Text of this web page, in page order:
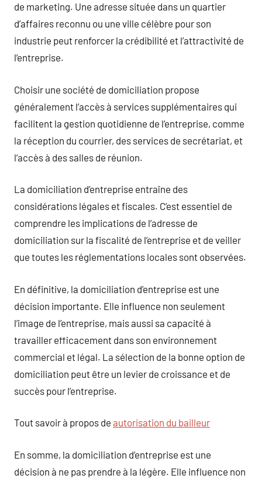
de marketing. Une adresse située dans un quartier
d’affaires reconnu ou une ville célèbre pour son
industrie peut renforcer la crédibilité et l’attractivité de
l’entreprise.
Choisir une société de domiciliation propose
généralement l’accès à services supplémentaires qui
facilitent la gestion quotidienne de l’entreprise, comme
la réception du courrier, des services de secrétariat, et
l’accès à des salles de réunion.
La domiciliation d’entreprise entraîne des
considérations légales et fiscales. C’est essentiel de
comprendre les implications de l’adresse de
domiciliation sur la fiscalité de l’entreprise et de veiller
que toutes les réglementations locales sont observées.
En définitive, la domiciliation d’entreprise est une
décision importante. Elle influence non seulement
l’image de l’entreprise, mais aussi sa capacité à
travailler efficacement dans son environnement
commercial et légal. La sélection de la bonne option de
domiciliation peut être un levier de croissance et de
succès pour l’entreprise.
Tout savoir à propos de autorisation du bailleur
En somme, la domiciliation d’entreprise est une
décision à ne pas prendre à la légère. Elle influence non